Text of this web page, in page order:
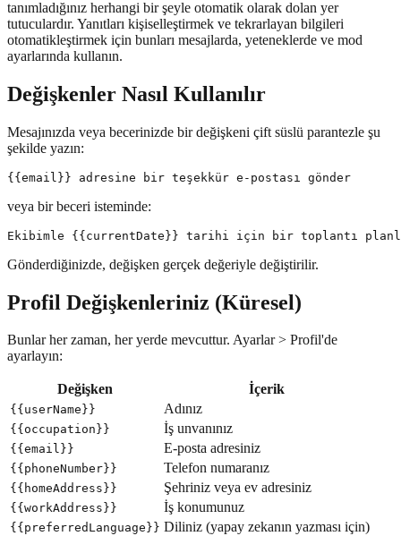
tanımladığınız herhangi bir şeyle otomatik olarak dolan yer
tutuculardır. Yanıtları kişiselleştirmek ve tekrarlayan bilgileri
otomatikleştirmek için bunları mesajlarda, yeteneklerde ve mod
ayarlarında kullanın.
Değişkenler Nasıl Kullanılır
Mesajınızda veya becerinizde bir değişkeni çift süslü parantezle şu
şekilde yazın:
veya bir beceri isteminde:
Gönderdiğinizde, değişken gerçek değeriyle değiştirilir.
Profil Değişkenleriniz (Küresel)
Bunlar her zaman, her yerde mevcuttur. Ayarlar > Profil'de
ayarlayın:
Değişken İçerik
{{userName}} Adınız
{{occupation}} İş unvanınız
{{email}} E-posta adresiniz
{{phoneNumber}} Telefon numaranız
{{homeAddress}} Şehriniz veya ev adresiniz
{{workAddress}} İş konumunuz
{{preferredLanguage}} Diliniz (yapay zekanın yazması için)